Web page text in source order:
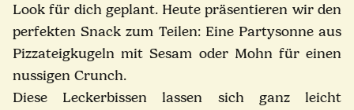
Look für dich geplant. Heute präsentieren wir den
perfekten Snack zum Teilen: Eine Partysonne aus
Pizzateigkugeln mit Sesam oder Mohn für einen
nussigen Crunch.
Diese Leckerbissen lassen sich ganz leicht